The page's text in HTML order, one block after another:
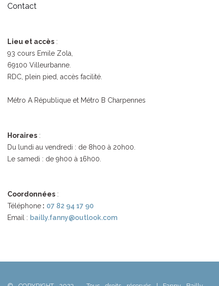
Contact
Lieu et accès :
93 cours Emile Zola,
69100 Villeurbanne.
RDC, plein pied, accès facilité.
Métro A République et Métro B Charpennes
Horaires :
Du lundi au vendredi : de 8h00 à 20h00.
Le samedi : de 9h00 à 16h00.
Coordonnées :
Téléphone : 07 82 94 17 90
Email : bailly.fanny@outlook.com